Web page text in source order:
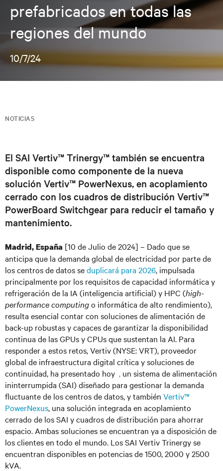
prefabricados en todas las
regiones del mundo
10/7/24
NOTICIAS
El SAI Vertiv™ Trinergy™ también se encuentra
disponible como componente de la nueva
solución Vertiv™ PowerNexus, en acoplamiento
cerrado con los cuadros de distribución Vertiv™
PowerBoard Switchgear para reducir el tamaño y
mantenimiento.
Madrid, España [10 de Julio de 2024] – Dado que se
anticipa que la demanda global de electricidad por parte de
los centros de datos seduplicará para 2026, impulsada
principalmente por los requisitos de capacidad informática y
refrigeración de la IA (inteligencia artificial) y HPC (high-
performance computingo informática de alto rendimiento),
resulta esencial contar con soluciones de alimentación de
back-up robustas y capaces de garantizar la disponibilidad
continua de las GPUs y CPUs que sustentan la AI. Para
responder a estos retos, Vertiv(NYSE: VRT), proveedor
global de infraestructura digital crítica y soluciones de
continuidad, ha presentado hoy , un sistema de alimentación
ininterrumpida (SAI) diseñado para gestionar la demanda
fluctuante de los centros de datos, y también Vertiv™
PowerNexus, una solución integrada en acoplamiento
cerrado de los SAI y cuadros de distribución para ahorrar
espacio. Ambas soluciones se encuentran ya a disposición de
los clientes en todo el mundo. Los SAI Vertiv Trinergy se
encuentran disponibles en potencias de 1500, 2000 y 2500
kVA.